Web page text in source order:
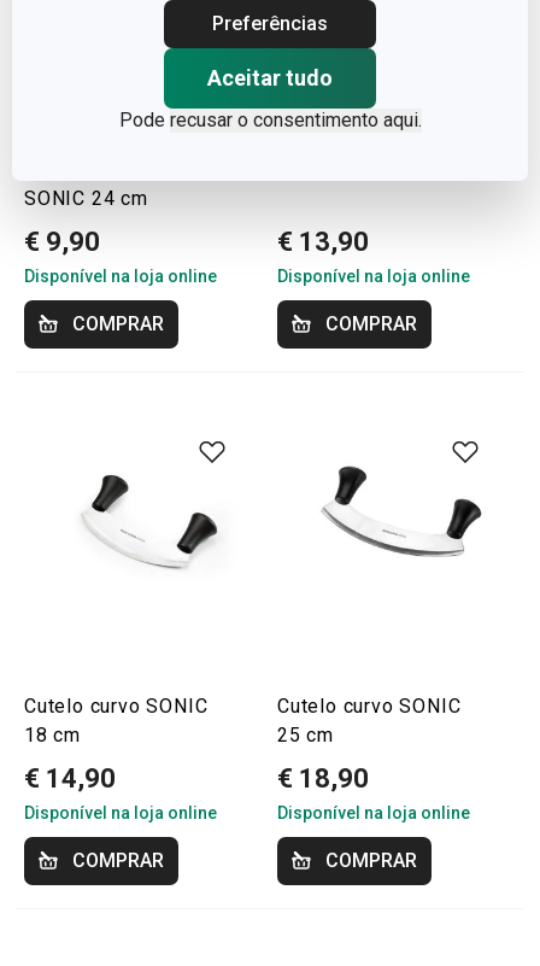
Preferências
Aceitar tudo
Pode recusar o consentimento aqui.
SONIC 24 cm
€ 9,90
Disponível na loja online
COMPRAR
€ 13,90
Disponível na loja online
COMPRAR
Cutelo curvo SONIC
18 cm
€ 14,90
Disponível na loja online
COMPRAR
Cutelo curvo SONIC
25 cm
€ 18,90
Disponível na loja online
COMPRAR